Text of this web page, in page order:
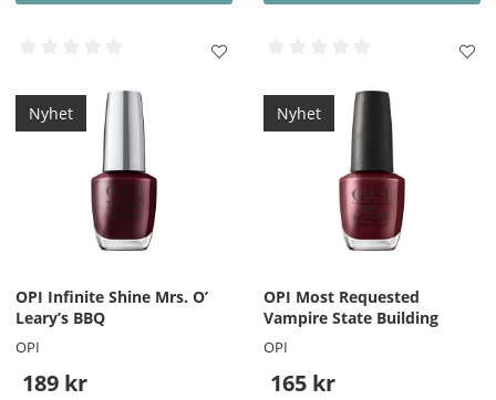
Nyhet
OPI Infinite Shine Mrs. O’
Leary’s BBQ
OPI
189 kr
Nyhet
OPI Most Requested
Vampire State Building
OPI
165 kr